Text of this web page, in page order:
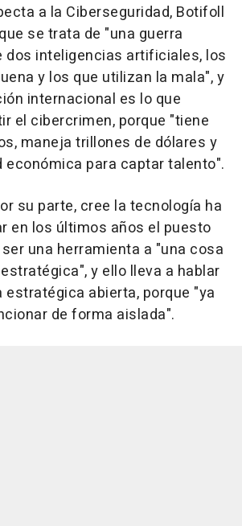
a la Ciberseguridad, Botifoll
se trata de "una guerra
dos inteligencias artificiales, los
y los que utilizan la mala", y
internacional es lo que
el cibercrimen, porque "tiene
maneja trillones de dólares y
para captar talento".
su parte, cree la tecnología ha
en los últimos años el puesto
una herramienta a "una cosa
y ello lleva a hablar
estratégica abierta, porque "ya
de forma aislada".